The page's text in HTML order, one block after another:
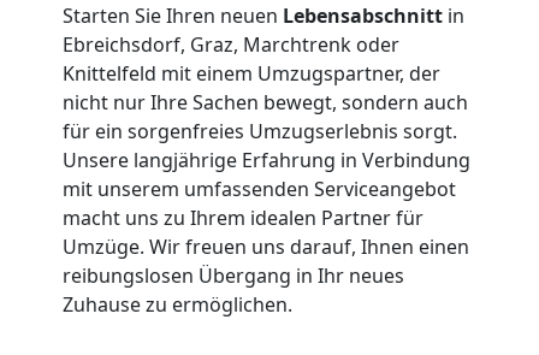
Starten Sie Ihren neuen Lebensabschnitt in
Ebreichsdorf, Graz, Marchtrenk oder
Knittelfeld mit einem Umzugspartner, der
nicht nur Ihre Sachen bewegt, sondern auch
für ein sorgenfreies Umzugserlebnis sorgt.
Unsere langjährige Erfahrung in Verbindung
mit unserem umfassenden Serviceangebot
macht uns zu Ihrem idealen Partner für
Umzüge. Wir freuen uns darauf, Ihnen einen
reibungslosen Übergang in Ihr neues
Zuhause zu ermöglichen.
Umzugshelfer
Wiener
Neustadt
Möbeltaxi
Wiener